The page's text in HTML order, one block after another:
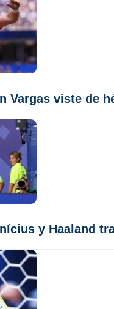
Vargas viste de
y Haaland